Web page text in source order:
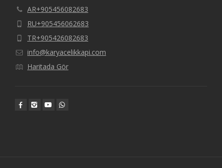
AR+905456082683
RU+905456062683
TR+905426082683
info@karyacelikkapi.com
Haritada Gör